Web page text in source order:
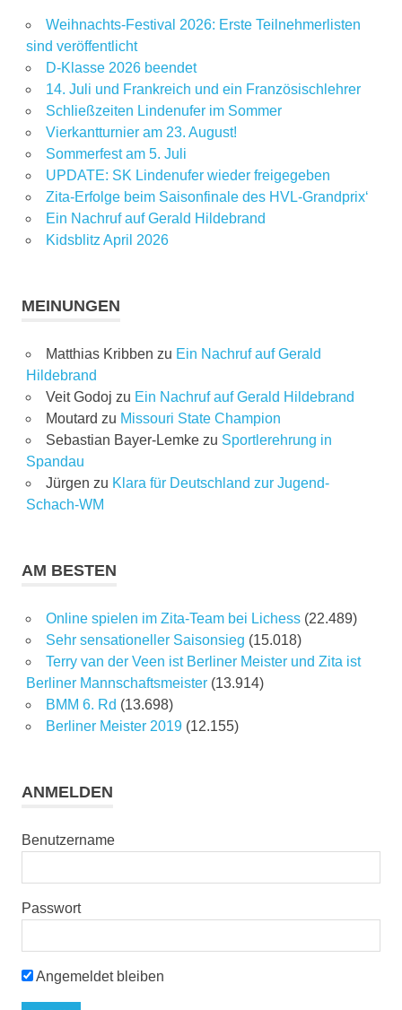
Weihnachts-Festival 2026: Erste Teilnehmerlisten
sind veröffentlicht
D-Klasse 2026 beendet
14. Juli und Frankreich und ein Französischlehrer
Schließzeiten Lindenufer im Sommer
Vierkantturnier am 23. August!
Sommerfest am 5. Juli
UPDATE: SK Lindenufer wieder freigegeben
Zita-Erfolge beim Saisonfinale des HVL-Grandprix‘
Ein Nachruf auf Gerald Hildebrand
Kidsblitz April 2026
MEINUNGEN
Matthias Kribben zu Ein Nachruf auf Gerald
Hildebrand
Veit Godoj zu Ein Nachruf auf Gerald Hildebrand
Moutard zu Missouri State Champion
Sebastian Bayer-Lemkezu Sportlerehrung in
Spandau
Jürgen zu Klara für Deutschland zur Jugend-
Schach-WM
AM BESTEN
Online spielen im Zita-Team bei Lichess (22.489)
Sehr sensationeller Saisonsieg (15.018)
Terry van der Veen ist Berliner Meister und Zita ist
Berliner Mannschaftsmeister (13.914)
BMM 6. Rd (13.698)
Berliner Meister 2019 (12.155)
ANMELDEN
Benutzername
Passwort
Angemeldet bleiben